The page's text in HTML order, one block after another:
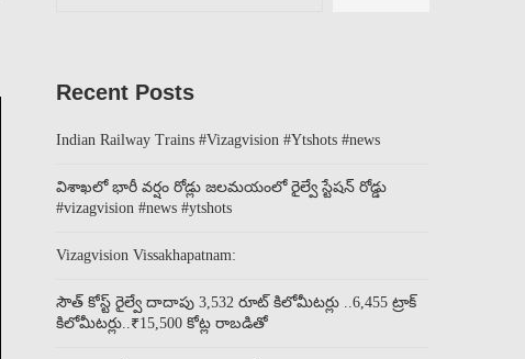
Recent Posts
Indian Railway Trains #Vizagvision #Ytshots #news
విశాఖలో భారీ వర్షం రోడ్లు జలమయంలో రైల్వే స్టేషన్ రోడ్డు
#vizagvision #news #ytshots
Vizagvision Vissakhapatnam:
సౌత్ కోస్ట్ రైల్వే దాదాపు 3,532 రూట్ కిలోమీటర్లు ..6,455 ట్రాక్
కిలోమీటర్లు..₹15,500 కోట్ల రాబడితో